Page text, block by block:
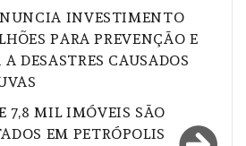
INVESTIMENTO
PARA PREVENÇÃO E
A DESASTRES CAUSADOS
7,8 MIL IMÓVEIS SÃO
EM PETRÓPOLIS